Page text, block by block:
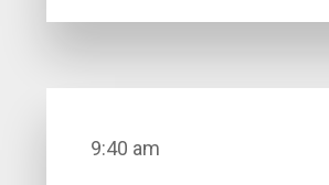
9:40 am